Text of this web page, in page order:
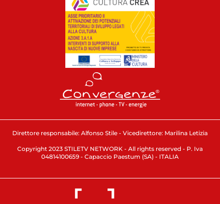
Direttore responsabile: Alfonso Stile - Vicedirettore: Marilina Letizia
Copyright 2023 STILETV NETWORK - All rights reserved - P. Iva
04814100659 - Capaccio Paestum (SA) - ITALIA